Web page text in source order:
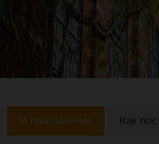
О программме Как